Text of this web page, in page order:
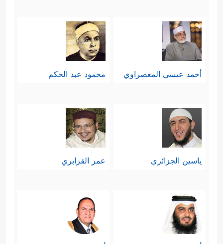
أحمد عيسي المعصراوي محمود عبد الحكم
ياسين الجزائري عمر القزابري